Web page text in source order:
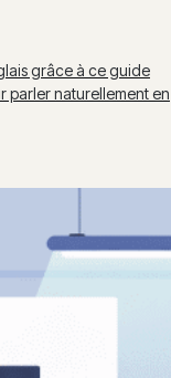
grâce à ce guide
parler naturellement en